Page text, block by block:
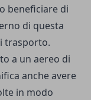
beneficiare di
di questa
trasporto.
a un aereo di
anche avere
in modo